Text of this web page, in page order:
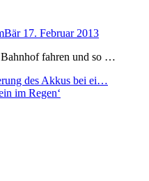
17. Februar 2013
fahren und so …
des Akkus bei ei…
im Regen‘